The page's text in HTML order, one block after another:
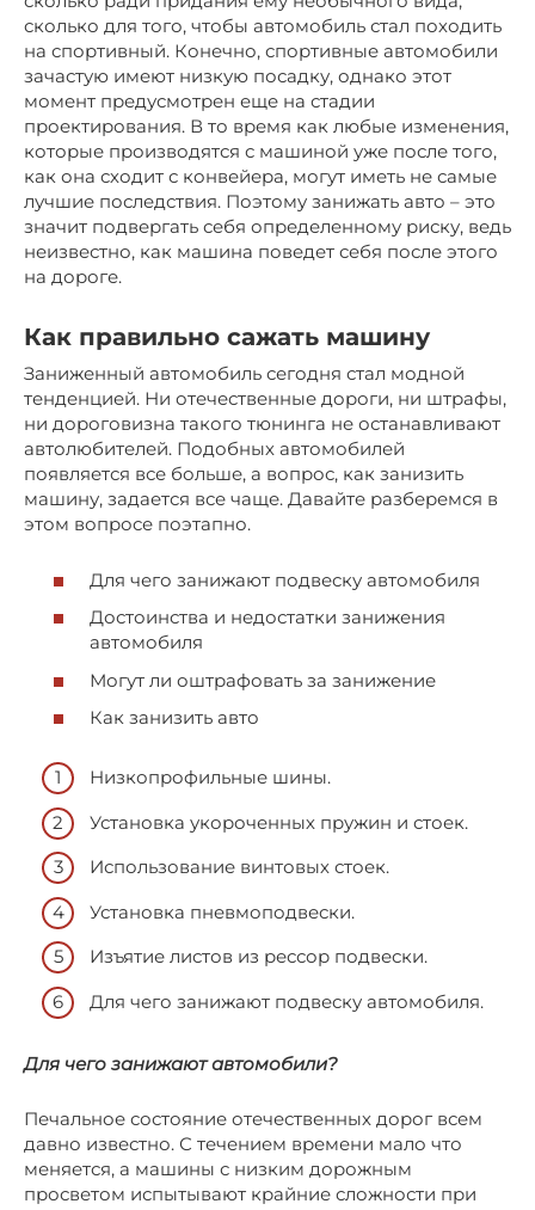
сколько для того, чтобы автомобиль стал походить
на спортивный. Конечно, спортивные автомобили
зачастую имеют низкую посадку, однако этот
момент предусмотрен еще на стадии
проектирования. В то время как любые изменения,
которые производятся с машиной уже после того,
как она сходит с конвейера, могут иметь не самые
лучшие последствия. Поэтому занижать авто – это
значит подвергать себя определенному риску, ведь
неизвестно, как машина поведет себя после этого
на дороге.
Как правильно сажать машину
Заниженный автомобиль сегодня стал модной
тенденцией. Ни отечественные дороги, ни штрафы,
ни дороговизна такого тюнинга не останавливают
автолюбителей. Подобных автомобилей
появляется все больше, а вопрос, как занизить
машину, задается все чаще. Давайте разберемся в
этом вопросе поэтапно.
Для чего занижают подвеску автомобиля
Достоинства и недостатки занижения
автомобиля
Могут ли оштрафовать за занижение
Как занизить авто
Низкопрофильные шины.
Установка укороченных пружин и стоек.
Использование винтовых стоек.
Установка пневмоподвески.
Изъятие листов из рессор подвески.
Для чего занижают подвеску автомобиля.
Для чего занижают автомобили?
Печальное состояние отечественных дорог всем
давно известно. С течением времени мало что
меняется, а машины с низким дорожным
просветом испытывают крайние сложности при